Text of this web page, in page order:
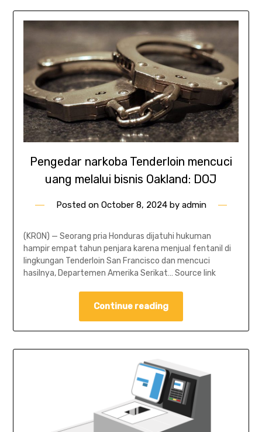
Pengedar narkoba Tenderloin mencuci
uang melalui bisnis Oakland: DOJ
Posted on October 8, 2024by admin
(KRON) — Seorang pria Honduras dijatuhi hukuman
hampir empat tahun penjara karena menjual fentanil di
lingkungan Tenderloin San Francisco dan mencuci
hasilnya, Departemen Amerika Serikat… Source link
Continue reading